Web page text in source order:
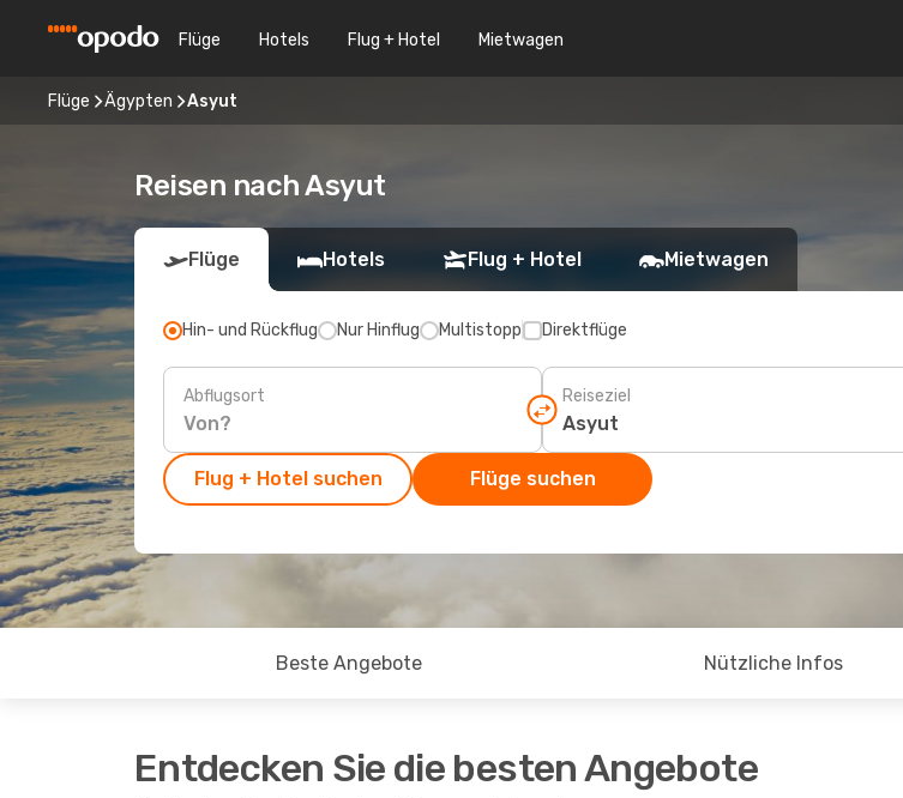
Flüge Hotels Flug + Hotel Mietwagen
Flüge Ägypten Asyut
Reisen nach Asyut
Flüge Hotels Flug + Hotel Mietwagen
Hin- und Rückflug Nur Hinflug Multistopp Direktflüge
Abflugsort Reiseziel
Flug + Hotel suchen Flüge suchen
Beste Angebote Nützliche Infos
Entdecken Sie die besten Angebote